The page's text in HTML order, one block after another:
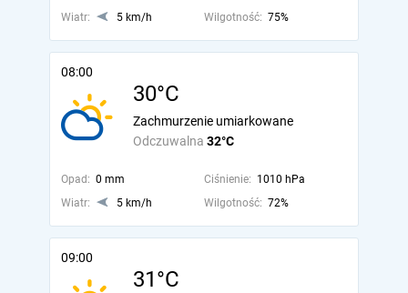
Wiatr: 5 km/h Wilgotność: 75%
08:00
30°C
Odczuwalna 32°C
Zachmurzenie umiarkowane
Opad: 0 mm Ciśnienie: 1010 hPa
Wiatr:
5 km/h Wilgotność: 72%
09:00
31°C